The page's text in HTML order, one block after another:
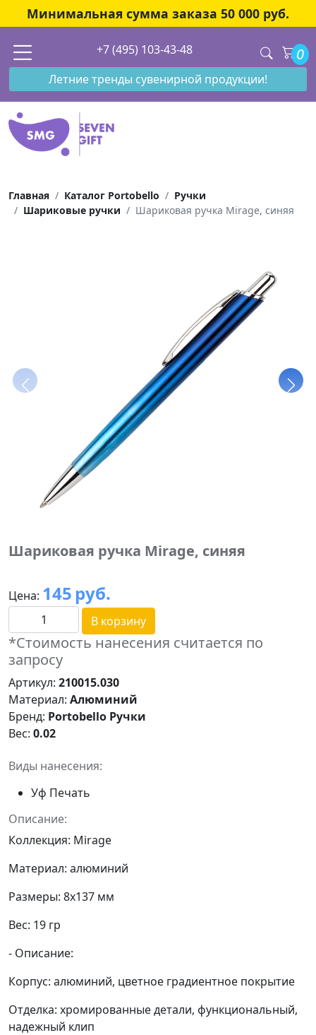
Минимальная сумма заказа 50 000 руб.
+7 (495) 103-43-48 0
Летние тренды сувенирной продукции!
Главная Каталог Portobello
Ручки
Шариковые ручки
Шариковая ручка Mirage, синяя
Шариковая ручка Mirage, синяя
Цена: 145 руб.
В корзину
*Стоимость нанесения считается по
запросу
Артикул: 210015.030
Материал: Алюминий
Бренд: Portobello Ручки
Вес: 0.02
Виды нанесения:
Уф Печать
Описание:
Коллекция: Mirage
Материал: алюминий
Размеры: 8x137 мм
Вес: 19 гр
- Описание:
Корпус: алюминий, цветное градиентное покрытие
Отделка: хромированные детали, функциональный,
надежный клип